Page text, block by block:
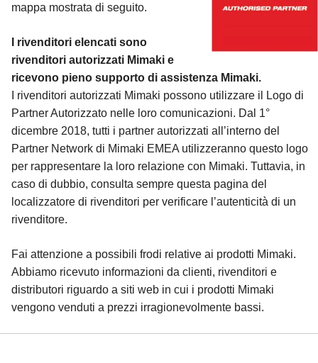
mappa mostrata di seguito.
I rivenditori elencati sono
rivenditori autorizzati Mimaki e
ricevono pieno supporto di assistenza Mimaki.
I rivenditori autorizzati Mimaki possono utilizzare il Logo di
Partner Autorizzato nelle loro comunicazioni. Dal 1°
dicembre 2018, tutti i partner autorizzati all’interno del
Partner Network di Mimaki EMEA utilizzeranno questo logo
per rappresentare la loro relazione con Mimaki. Tuttavia, in
caso di dubbio, consulta sempre questa pagina del
localizzatore di rivenditori per verificare l’autenticità di un
rivenditore.
Fai attenzione a possibili frodi relative ai prodotti Mimaki.
Abbiamo ricevuto informazioni da clienti, rivenditori e
distributori riguardo a siti web in cui i prodotti Mimaki
vengono venduti a prezzi irragionevolmente bassi.